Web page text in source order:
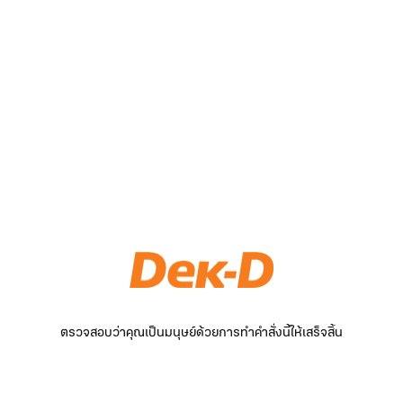
ตรวจสอบว่าคุณเป็นมนุษย์ด้วยการทำคำสั่งนี้ให้เสร็จสิ้น